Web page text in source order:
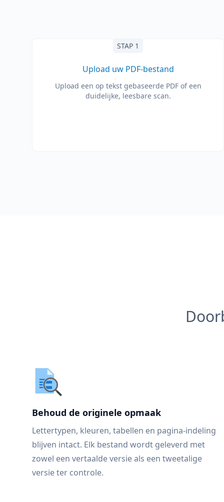
STAP 1
Upload uw PDF-bestand
Upload een op tekst gebaseerde PDF of een
duidelijke, leesbare scan.
Behoud de originele opmaak
Lettertypen, kleuren, tabellen en pagina-indeling
blijven intact. Elk bestand wordt geleverd met
zowel een vertaalde versie als een tweetalige
versie ter controle.